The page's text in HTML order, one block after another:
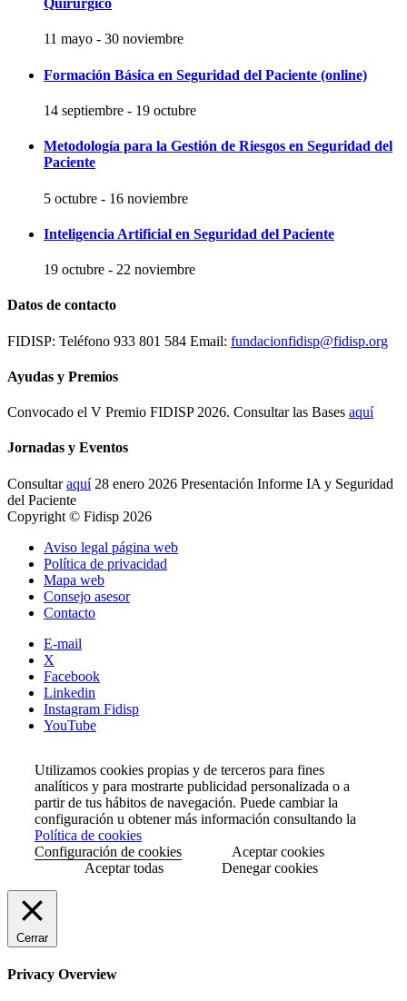
Quirúrgico
11 mayo - 30 noviembre
Formación Básica en Seguridad del Paciente (online)
14 septiembre - 19 octubre
Metodología para la Gestión de Riesgos en Seguridad del
Paciente
5 octubre - 16 noviembre
Inteligencia Artificial en Seguridad del Paciente
19 octubre - 22 noviembre
Datos de contacto
FIDISP: Teléfono 933 801 584 Email: fundacionfidisp@fidisp.org
Ayudas y Premios
Convocado el V Premio FIDISP 2026. Consultar las Bases aquí
Jornadas y Eventos
Consultaraquí28 enero 2026 Presentación Informe IA y Seguridad
del Paciente
Copyright © Fidisp 2026
Aviso legal página web
Política de privacidad
Mapa web
Consejo asesor
Contacto
E-mail
X
Facebook
Linkedin
Instagram Fidisp
YouTube
Utilizamos cookies propias y de terceros para fines
analíticos y para mostrarte publicidad personalizada o a
partir de tus hábitos de navegación. Puede cambiar la
configuración u obtener más información consultando la
Política de cookies
Configuración de cookies
Aceptar cookies
Aceptar todas
Denegar cookies
Cerrar
Privacy Overview